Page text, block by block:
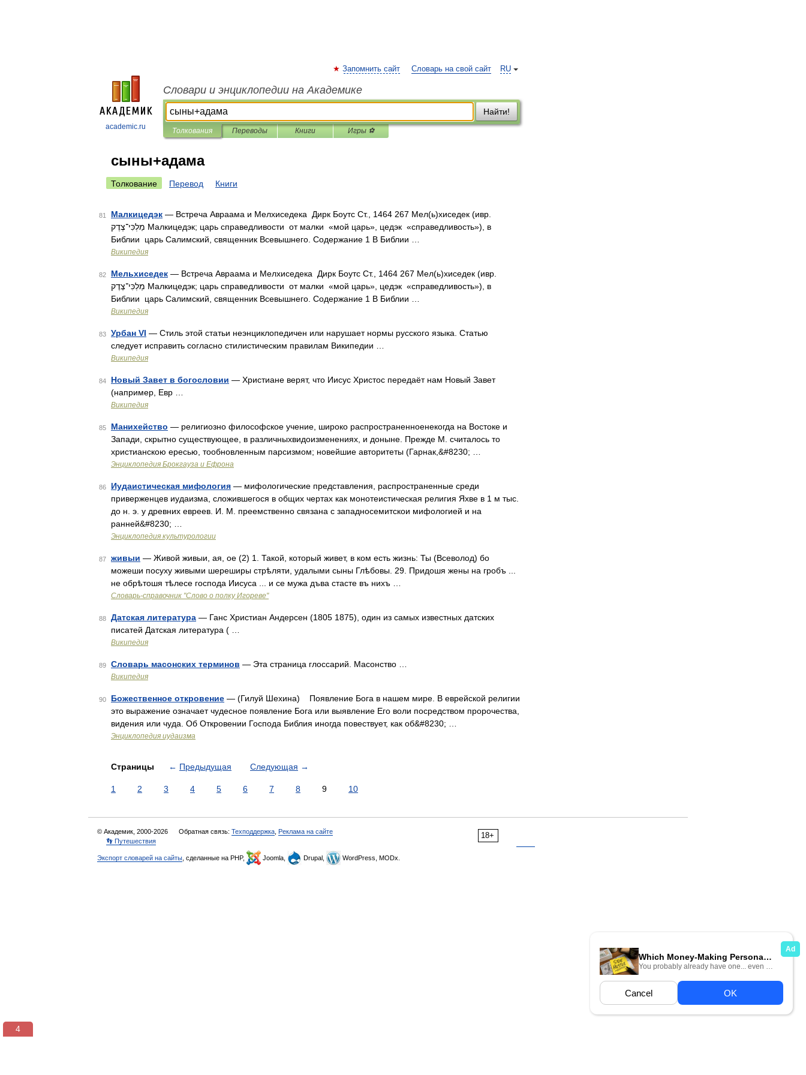
academic.ru
RU
Запомнить сайт Словарь на свой сайт
Словари и энциклопедии на Академике
Найти!
Толкования Переводы Книги Игры ⚽
сыны+адама
Толкование Перевод Книги
81 Малкицедэк — Встреча Авраама и Мелхиседека Дирк Боутс Ст., 1464 267 Мел(ь)хиседек (ивр.
מַלְכִּי־צֶדֶק‎ Малкицедэк; царь справедливости от малки «мой царь», цедэк «справедливость»), в
Библии царь Салимский, священник Всевышнего. Содержание 1 В Библии …
Википедия
82 Мельхиседек — Встреча Авраама и Мелхиседека Дирк Боутс Ст., 1464 267 Мел(ь)хиседек (ивр.
מַלְכִּי־צֶדֶק‎ Малкицедэк; царь справедливости от малки «мой царь», цедэк «справедливость»), в
Библии царь Салимский, священник Всевышнего. Содержание 1 В Библии …
Википедия
83 Урбан VI — Стиль этой статьи неэнциклопедичен или нарушает нормы русского языка. Статью
следует исправить согласно стилистическим правилам Википедии …
Википедия
84 Новый Завет в богословии — Христиане верят, что Иисус Христос передаёт нам Новый Завет
(например, Евр …
Википедия
85 Манихейство — религиозно философское учение, широко распространенноенекогда на Востоке и
Запади, скрытно существующее, в различныхвидоизменениях, и доныне. Прежде М. считалось то
христианскою ересью, тообновленным парсизмом; новейшие авторитеты (Гарнак,&#8230; …
Энциклопедия Брокгауза и Ефрона
86 Иудаистическая мифология — мифологические представления, распространенные среди
приверженцев иудаизма, сложившегося в общих чертах как монотеистическая религия Яхве в 1 м тыс.
до н. э. у древних евреев. И. М. преемственно связана с западносемитскои мифологией и на
ранней&#8230; …
Энциклопедия культурологии
87 живыи — Живой живыи, ая, ое (2) 1. Такой, который живет, в ком есть жизнь: Ты (Всеволод) бо
можеши посуху живыми шереширы стрѣляти, удалыми сыны Глѣбовы. 29. Придошя жены на гробъ ...
не обрѣтошя тѣлесе господа Иисуса ... и се мужа дъва стасте въ нихъ …
Словарь-справочник "Слово о полку Игореве"
88 Датская литература — Ганс Христиан Андерсен (1805 1875), один из самых известных датских
писатей Датская литература ( …
Википедия
89 Словарь масонских терминов — Эта страница глоссарий. Масонство …
Википедия
90 Божественное откровение — (Гилуй Шехина) Появление Бога в нашем мире. В еврейской религии
это выражение означает чудесное появление Бога или выявление Его воли посредством пророчества,
видения или чуда. Об Откровении Господа Библия иногда повествует, как об&#8230; …
Энциклопедия иудаизма
Страницы ← Предыдущая Следующая →
1 2 3 4 5 6 7 8 9 10
18+
© Академик, 2000-2026 Обратная связь: Техподдержка Реклама на сайте
👣 Путешествия
Экспорт словарей на сайты , сделанные на PHP, Joomla, Drupal, WordPress, MODx.
3